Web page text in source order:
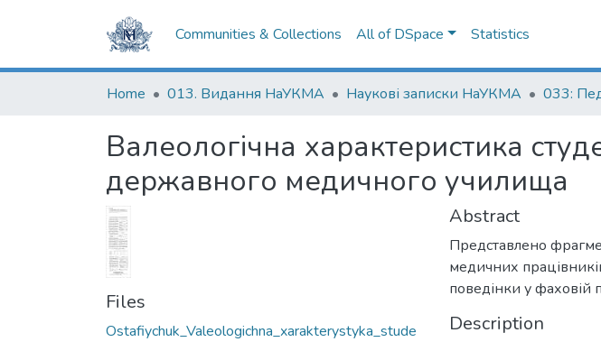
Communities & Collections All of DSpace Statistics
Home 013. Видання НаУКМА Наукові записки НаУКМА
Валеологічна характеристика
державного медичного училища
Files
Ostafiychuk_Valeologichna_xarakterystyka_stude
Abstract
Представлено
медичних
поведінки у фаховій
Description